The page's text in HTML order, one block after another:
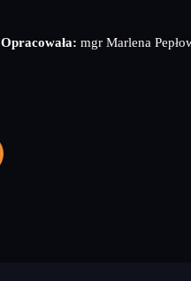
Opracowała: mgr Marlena